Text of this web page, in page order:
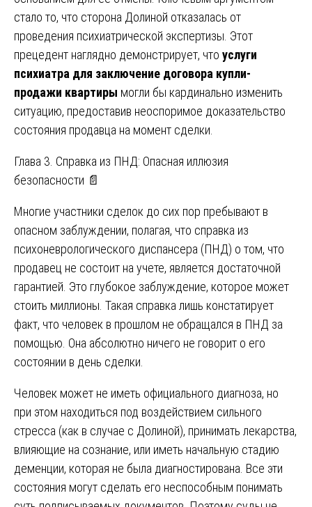
стало то, что сторона Долиной отказалась от
проведения психиатрической экспертизы. Этот
прецедент наглядно демонстрирует, что услуги
психиатра для заключение договора купли-
продажи квартиры могли бы кардинально изменить
ситуацию, предоставив неоспоримое доказательство
состояния продавца на момент сделки.
Глава 3. Справка из ПНД: Опасная иллюзия
безопасности 📄
Многие участники сделок до сих пор пребывают в
опасном заблуждении, полагая, что справка из
психоневрологического диспансера (ПНД) о том, что
продавец не состоит на учете, является достаточной
гарантией. Это глубокое заблуждение, которое может
стоить миллионы. Такая справка лишь констатирует
факт, что человек в прошлом не обращался в ПНД за
помощью. Она абсолютно ничего не говорит о его
состоянии в день сделки.
Человек может не иметь официального диагноза, но
при этом находиться под воздействием сильного
стресса (как в случае с Долиной), принимать лекарства,
влияющие на сознание, или иметь начальную стадию
деменции, которая не была диагностирована. Все эти
состояния могут сделать его неспособным понимать